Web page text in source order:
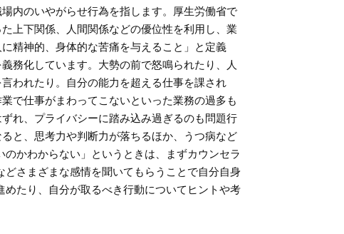
内のいやがらせ行為を指します。厚生労働省で
上下関係、人間関係などの優位性を利用し、業
精神的、身体的な苦痛を与えること」と定義
務化しています。大勢の前で怒鳴られたり、人
われたり。自分の能力を超える仕事を課され
で仕事がまわってこないといった業務の過多も
れ、プライバシーに踏み込み過ぎるのも問題行
と、思考力や判断力が落ちるほか、うつ病など
かわからない」というときは、まずカウンセラ
さまざまな感情を聞いてもらうことで自分自身
たり、自分が取るべき行動についてヒントや考